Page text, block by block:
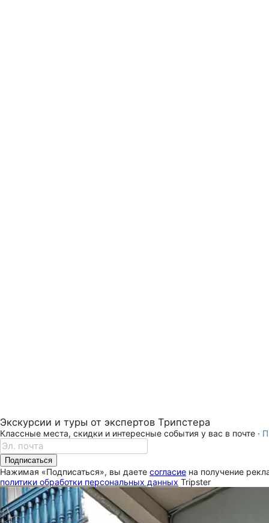
Экскурсии и туры от экспертов Трипстера
Классные места, скидки и интересные события у вас в почте ·
Подписаться
Нажимая «Подписаться», вы даете согласие на получение
политики обработки персональных данных Tripster